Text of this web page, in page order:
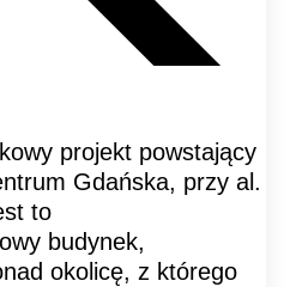
projekt powstający
Gdańska, przy al.
to
budynek,
okolicę, z którego